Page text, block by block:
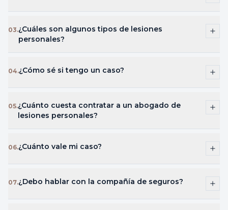
03.¿Cuáles son algunos tipos de lesiones
personales?
04.¿Cómo sé si tengo un caso?
05.¿Cuánto cuesta contratar a un abogado de
lesiones personales?
06.¿Cuánto vale mi caso?
07.¿Debo hablar con la compañía de seguros?